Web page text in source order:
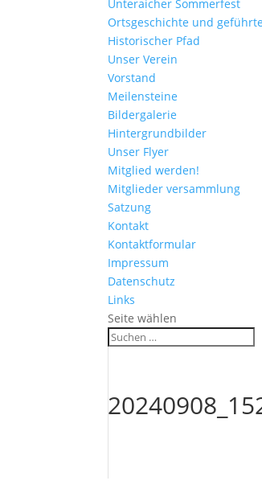
Unteraicher Sommerfest
Ortsgeschichte und
Historischer Pfad
Unser Verein
Vorstand
Meilensteine
Bildergalerie
Hintergrundbilder
Unser Flyer
Mitglied werden!
Mitglieder versammlung
Satzung
Kontakt
Kontaktformular
Impressum
Datenschutz
Links
Seite wählen